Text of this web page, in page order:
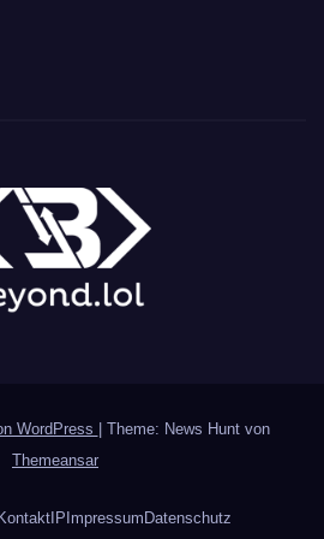
WordPress
Theme: News Hunt von
Themeansar
Kontakt IP Impressum Datenschutz